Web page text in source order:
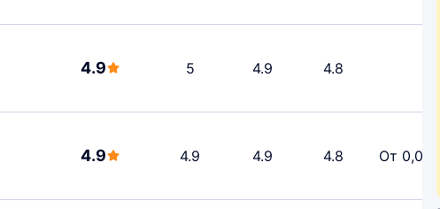
4.9 5 4.9 4.8
4.9 4.9 4.9 4.8 От 0,01%